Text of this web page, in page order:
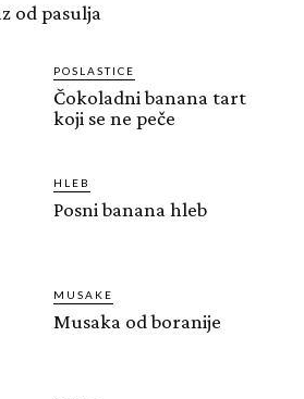
od pasulja
POSLASTICE
Čokoladni banana tart
koji se ne peče
HLEB
Posni banana hleb
MUSAKE
Musaka od boranije